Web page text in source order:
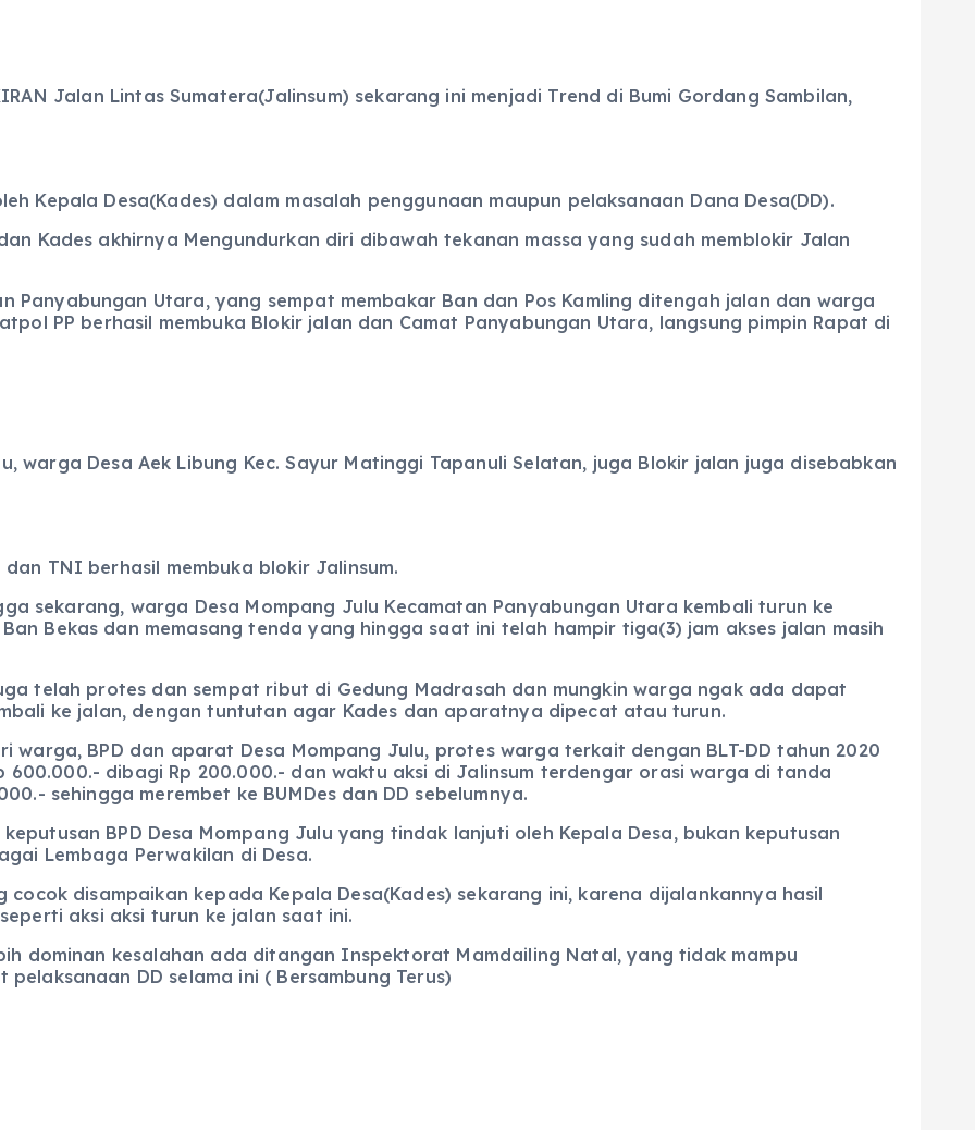
Jalan Lintas Sumatera(Jalinsum) sekarang ini menjadi Trend di Bumi Gordang Sambilan,
Kepala Desa(Kades) dalam masalah penggunaan maupun pelaksanaan Dana Desa(DD).
Kades akhirnya Mengundurkan diri dibawah tekanan massa yang sudah memblokir Jalan
Panyabungan Utara, yang sempat membakar Ban dan Pos Kamling ditengah jalan dan warga
PP berhasil membuka Blokir jalan dan Camat Panyabungan Utara, langsung pimpin Rapat di
warga Desa Aek Libung Kec. Sayur Matinggi Tapanuli Selatan, juga Blokir jalan juga disebabkan
TNI berhasil membuka blokir Jalinsum.
sekarang, warga Desa Mompang Julu Kecamatan Panyabungan Utara kembali turun ke
Bekas dan memasang tenda yang hingga saat ini telah hampir tiga(3) jam akses jalan masih
telah protes dan sempat ribut di Gedung Madrasah dan mungkin warga ngak ada dapat
ke jalan, dengan tuntutan agar Kades dan aparatnya dipecat atau turun.
BPD dan aparat Desa Mompang Julu, protes warga terkait dengan BLT-DD tahun 2020
600.000.- dibagi Rp 200.000.- dan waktu aksi di Jalinsum terdengar orasi warga di tanda
sehingga merembet ke BUMDes dan DD sebelumnya.
BPD Desa Mompang Julu yang tindak lanjuti oleh Kepala Desa, bukan keputusan
Lembaga Perwakilan di Desa.
cocok disampaikan kepada Kepala Desa(Kades) sekarang ini, karena dijalankannya hasil
aksi aksi turun ke jalan saat ini.
dominan kesalahan ada ditangan Inspektorat Mamdailing Natal, yang tidak mampu
DD selama ini ( Bersambung Terus)